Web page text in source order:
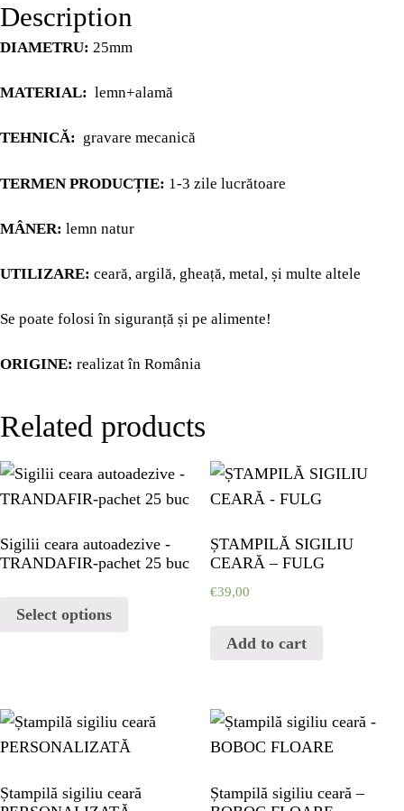
CHECKOUT
PORTFOLIO
Description
DIAMETRU: 25mm
MATERIAL: lemn+alamă
TEHNICĂ: gravare mecanică
TERMEN PRODUCȚIE: 1-3 zile lucrătoare
MÂNER: lemn natur
UTILIZARE: ceară, argilă, gheață, metal, și multe altele
Se poate folosi în siguranță și pe alimente!
ORIGINE: realizat în România
Related products
Sigilii ceara autoadezive -
TRANDAFIR-pachet 25 buc
Select options
ȘTAMPILĂ SIGILIU
CEARĂ – FULG
€39,00
Add to cart
Ștampilă sigiliu ceară
Ștampilă sigiliu ceară –